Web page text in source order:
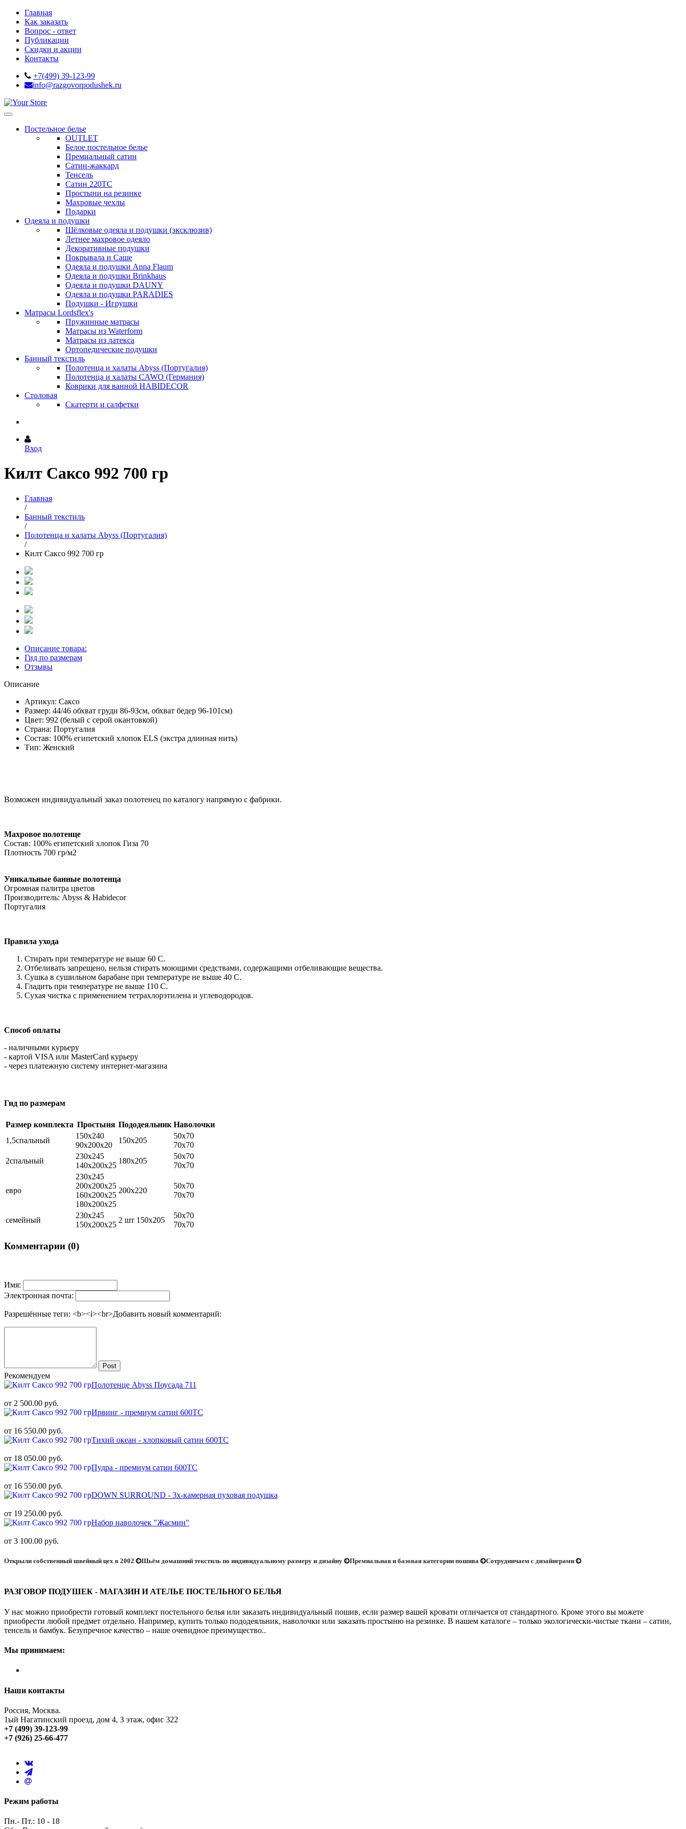
Главная
Как заказать
Вопрос - ответ
Публикации
Скидки и акции
Контакты
+7(499) 39-123-99
info@razgovorpodushek.ru
Постельное белье
OUTLET
Белое постельное белье
Премиальный сатин
Сатин-жаккард
Тенсель
Сатин 220ТС
Простыни на резинке
Махровые чехлы
Подарки
Одеяла и подушки
Шёлковые одеяла и подушки (эксклюзив)
Летнее махровое одеяло
Декоративные подушки
Покрывала и Саше
Одеяла и подушки Anna Flaum
Одеяла и подушки Brinkhaus
Одеяла и подушки DAUNY
Одеяла и подушки PARADIES
Подушки - Игрушки
Матрасы Lordsflex's
Пружинные матрасы
Матрасы из Waterform
Матрасы из латекса
Ортопедические подушки
Банный текстиль
Полотенца и халаты Abyss (Португалия)
Полотенца и халаты CAWO (Германия)
Коврики для ванной HABIDECOR
Столовая
Скатерти и салфетки
Вход
Килт Саксо 992 700 гр
Главная
/
Банный текстиль
/
Полотенца и халаты Abyss (Португалия)
/
Килт Саксо 992 700 гр
Описание товара:
Гид по размерам
Отзывы
Описание
Артикул: Саксо
Размер: 44/46 обхват груди 86-93см, обхват бедер 96-101см)
Цвет: 992 (белый с серой окантовкой)
Страна: Португалия
Состав: 100% египетский хлопок ELS (экстра длинная нить)
Тип: Женский
Возможен индивидуальный заказ полотенец по каталогу напрямую с фабрики.
Махровое полотенце
Состав: 100% египетский хлопок Гиза 70
Плотность 700 гр/м2
Уникальные банные полотенца
Огромная палитра цветов
Производитель: Abyss & Habidecor
Португалия
Правила ухода
Стирать при температуре не выше 60 С.
Отбеливать запрещено, нельзя стирать моющими средствами, содержащими отбеливающие вещества.
Сушка в сушильном барабане при температуре не выше 40 С.
Гладить при температуре не выше 110 С.
Сухая чистка с применением тетрахлорэтилена и углеводородов.
Способ оплаты
- наличными курьеру
- картой VISA или MasterCard курьеру
- через платежную систему интернет-магазина
Гид по размерам
Размер комплекта Простыня Пододеяльник Наволочки
1,5спальный
150х240
90х200х20
150х205
50х70
70х70
2спальный
230х245
140х200х25
180х205
50х70
70х70
евро
230х245
200х200х25
160х200х25
180х200х25
200х220
50х70
70х70
семейный
230х245
150х200х25
2 шт 150х205
50х70
70х70
Комментарии (0)
Имя:
Электронная почта:
Разрешённые теги: <b><i><br>Добавить новый комментарий:
Post
Рекомендуем
Полотенце Abyss Поусада 711
от 2 500.00 руб.
Ирвинг - премиум сатин 600ТС
от 16 550.00 руб.
Тихий океан - хлопковый сатин 600ТС
от 18 050.00 руб.
Пудра - премиум сатин 600ТС
от 16 550.00 руб.
DOWN SURROUND - 3х-камерная пуховая подушка
от 19 250.00 руб.
Набор наволочек "Жасмин"
от 3 100.00 руб.
Открыли собственный швейный цех в 2002 Шьём домашний текстиль по индивидуальному размеру и дизайну Премиальная и базовая категории пошива Сотрудничаем с дизайнерами
РАЗГОВОР ПОДУШЕК - МАГАЗИН И АТЕЛЬЕ ПОСТЕЛЬНОГО БЕЛЬЯ
У нас можно приобрести готовый комплект постельного белья или заказать индивидуальный пошив, если размер вашей кровати отличается от стандартного. Кроме этого вы можете
приобрести любой предмет отдельно. Например, купить только пододеяльник, наволочки или заказать простыню на резинке. В нашем каталоге – только экологически-чистые ткани – сатин,
тенсель и бамбук. Безупречное качество – наше очевидное преимущество..
Мы принимаем:
Наши контакты
Россия, Москва.
1ый Нагатинский проезд, дом 4, 3 этаж, офис 322
+7 (499) 39-123-99
+7 (926) 25-66-477
Режим работы
Пн.- Пт.: 10 - 18